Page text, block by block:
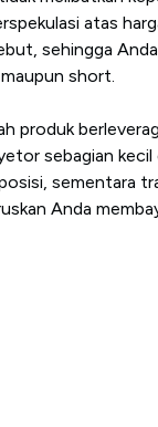
atas
sehingga
short.
produk
sebagian kecil
sementara
Anda